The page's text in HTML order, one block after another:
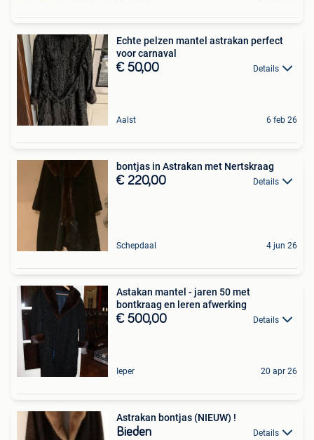
Echte pelzen mantel astrakan perfect
voor carnaval
€ 50,00 Details
Aalst 6 feb 26
bontjas in Astrakan met Nertskraag
€ 220,00 Details
Schepdaal 4 jun 26
Astakan mantel - jaren 50 met
bontkraag en leren afwerking
€ 500,00 Details
Ieper 20 apr 26
Astrakan bontjas (NIEUW) !
Bieden Details